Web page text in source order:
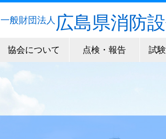
一般財団法人 広島県消防
協会について 点検・報告 試